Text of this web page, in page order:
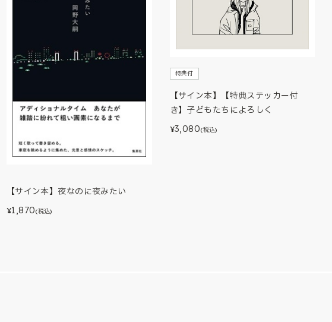
【サイン本】夜なのに夜みたい
¥1,870(税込)
特典付
【サイン本】【特典ステッカー付
き】子どもたちによろしく
¥3,080(税込)